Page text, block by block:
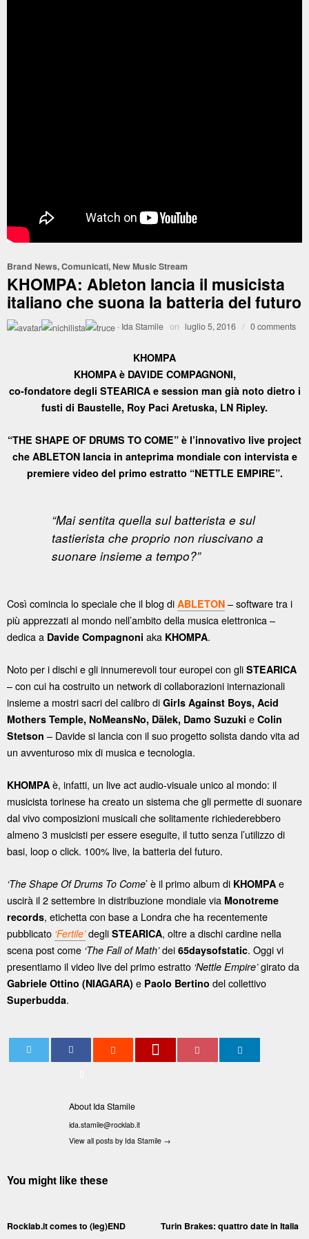
Brand News,Comunicati, New Music Stream
KHOMPA: Ableton lancia il musicista
italiano che suona la batteria del futuro
· Ida Stamile on luglio 5, 2016 / 0 comments
KHOMPA
KHOMPA è DAVIDE COMPAGNONI,
co-fondatore degli STEARICA e session man già noto dietro i
fusti di Baustelle, Roy Paci Aretuska, LN Ripley.
“THE SHAPE OF DRUMS TO COME” è l’innovativo live project
che ABLETON lancia in anteprima mondiale con intervista e
premiere video del primo estratto “NETTLE EMPIRE”.
“Mai sentita quella sul batterista e sul
tastierista che proprio non riuscivano a
suonare insieme a tempo?”
Così comincia lo speciale che il blog di ABLETON – software tra i
più apprezzati al mondo nell’ambito della musica elettronica –
dedica a Davide Compagnoni aka KHOMPA.
Noto per i dischi e gli innumerevoli tour europei con gli STEARICA
– con cui ha costruito un network di collaborazioni internazionali
insieme a mostri sacri del calibro di Girls Against Boys, Acid
Mothers Temple, NoMeansNo, Dälek, Damo Suzuki e Colin
Stetson – Davide si lancia con il suo progetto solista dando vita ad
un avventuroso mix di musica e tecnologia.
KHOMPA è, infatti, un live act audio-visuale unico al mondo: il
musicista torinese ha creato un sistema che gli permette di suonare
dal vivo composizioni musicali che solitamente richiederebbero
almeno 3 musicisti per essere eseguite, il tutto senza l’utilizzo di
basi, loop o click. 100% live, la batteria del futuro.
‘The Shape Of Drums To Come’ è il primo album di KHOMPA e
uscirà il 2 settembre in distribuzione mondiale via Monotreme
records, etichetta con base a Londra che ha recentemente
pubblicato ‘Fertile’degli STEARICA, oltre a dischi cardine nella
scena post come ‘The Fall of Math’dei 65daysofstatic. Oggi vi
presentiamo il video live del primo estratto ‘Nettle Empire’girato da
Gabriele Ottino (NIAGARA) e Paolo Bertino del collettivo
Superbudda.
About Ida Stamile
ida.stamile@rocklab.it
View all posts by Ida Stamile →
You might like these
Rocklab.it comes to (leg)END Turin Brakes: quattro date in Italia